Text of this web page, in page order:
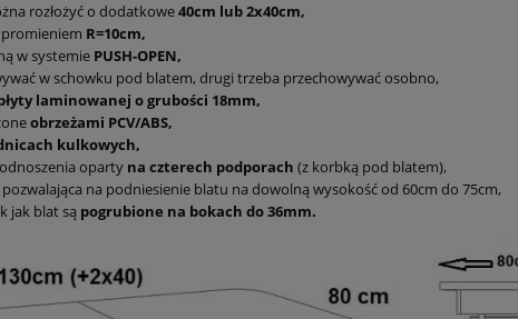
rozłożyć o dodatkowe40cm lub 2x40cm,
promieniem R=10cm,
w systemie PUSH-OPEN,
w schowku pod blatem, drugi trzeba przechowywać osobno,
laminowanej o grubości 18mm,
obrzeżami PCV/ABS,
kulkowych,
oparty na czterech podporach (z korbką pod blatem),
na podniesienie blatu na dowolną wysokość od 60cm do 75cm,
jak blat są pogrubione na bokach do 36mm.